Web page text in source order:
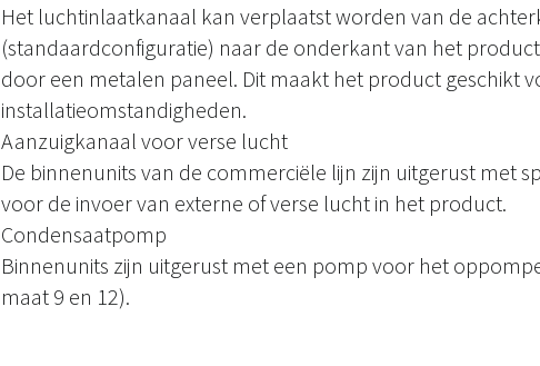
Het luchtinlaatkanaal kan verplaatst worden van de
(standaardconfiguratie) naar de onderkant van het
door een metalen paneel. Dit maakt het product geschikt
installatieomstandigheden.
Aanzuigkanaal voor verse lucht
De binnenunits van de commerciële lijn zijn uitgerust met
voor de invoer van externe of verse lucht in het product.
Condensaatpomp
Binnenunits zijn uitgerust met een pomp voor het
maat 9 en 12).